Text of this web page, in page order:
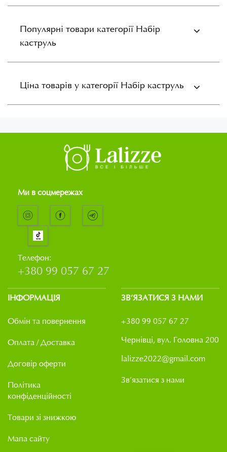
Популярні товари категорії Набір
каструль
Ціна товарів у категорії Набір каструль
Ми в соцмережах
Телефон:
+380 99 057 67 27
ІНФОРМАЦІЯ
Обмін та повернення
Оплата / Доставка
Договір оферти
Політика
конфіденційності
Товари зі знижкою
Мапа сайту
ЗВ’ЯЗАТИСЯ З НАМИ
+380 99 057 67 27
Чернівці, вул. Головна 200
lalizze2022@gmail.com
Зв’язатися з нами